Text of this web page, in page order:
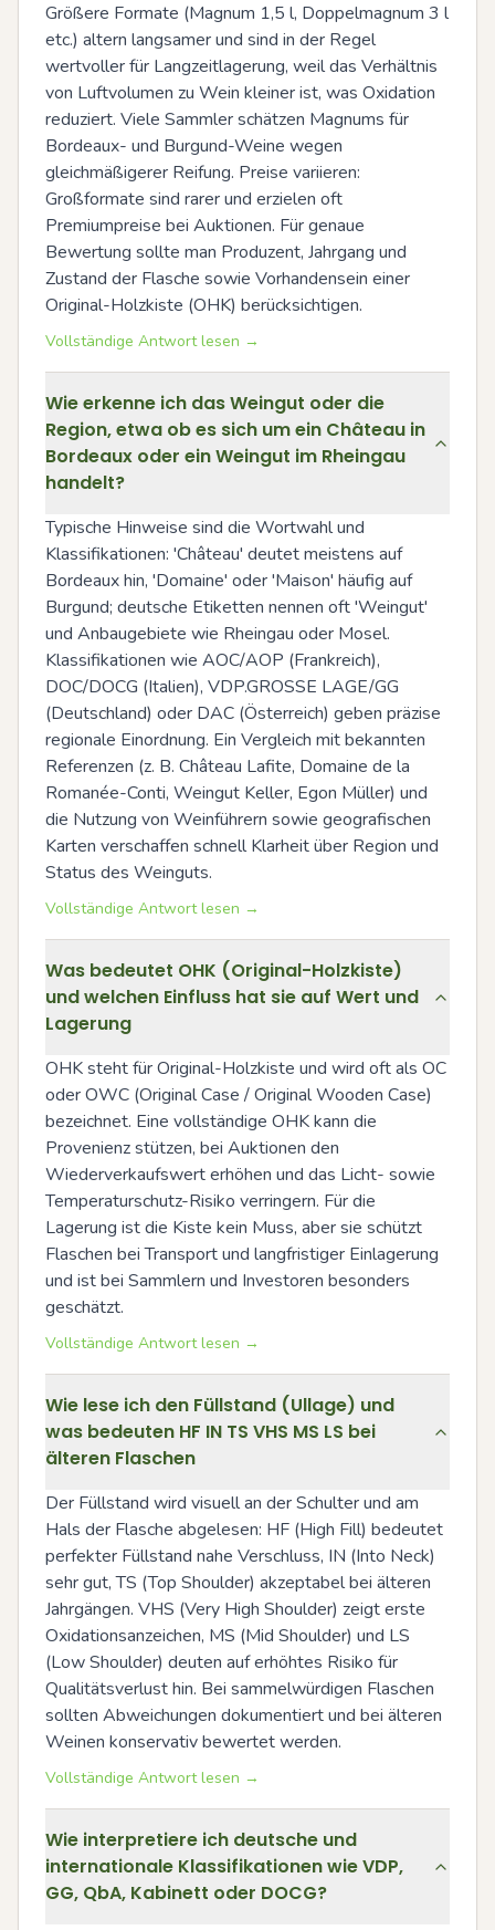
Größere Formate (Magnum 1,5 l, Doppelmagnum 3 l
etc.) altern langsamer und sind in der Regel
wertvoller für Langzeitlagerung, weil das Verhältnis
von Luftvolumen zu Wein kleiner ist, was Oxidation
reduziert. Viele Sammler schätzen Magnums für
Bordeaux- und Burgund-Weine wegen
gleichmäßigerer Reifung. Preise variieren:
Großformate sind rarer und erzielen oft
Premiumpreise bei Auktionen. Für genaue
Bewertung sollte man Produzent, Jahrgang und
Zustand der Flasche sowie Vorhandensein einer
Original-Holzkiste (OHK) berücksichtigen.
Vollständige Antwort lesen →
Wie erkenne ich das Weingut oder die
Region, etwa ob es sich um ein Château in
Bordeaux oder ein Weingut im Rheingau
handelt?
Typische Hinweise sind die Wortwahl und
Klassifikationen: 'Château' deutet meistens auf
Bordeaux hin, 'Domaine' oder 'Maison' häufig auf
Burgund; deutsche Etiketten nennen oft 'Weingut'
und Anbaugebiete wie Rheingau oder Mosel.
Klassifikationen wie AOC/AOP (Frankreich),
DOC/DOCG (Italien), VDP.GROSSE LAGE/GG
(Deutschland) oder DAC (Österreich) geben präzise
regionale Einordnung. Ein Vergleich mit bekannten
Referenzen (z. B. Château Lafite, Domaine de la
Romanée-Conti, Weingut Keller, Egon Müller) und
die Nutzung von Weinführern sowie geografischen
Karten verschaffen schnell Klarheit über Region und
Status des Weinguts.
Vollständige Antwort lesen →
Was bedeutet OHK (Original-Holzkiste)
und welchen Einfluss hat sie auf Wert und
Lagerung
OHK steht für Original-Holzkiste und wird oft als OC
oder OWC (Original Case / Original Wooden Case)
bezeichnet. Eine vollständige OHK kann die
Provenienz stützen, bei Auktionen den
Wiederverkaufswert erhöhen und das Licht- sowie
Temperaturschutz-Risiko verringern. Für die
Lagerung ist die Kiste kein Muss, aber sie schützt
Flaschen bei Transport und langfristiger Einlagerung
und ist bei Sammlern und Investoren besonders
geschätzt.
Vollständige Antwort lesen →
Wie lese ich den Füllstand (Ullage) und
was bedeuten HF IN TS VHS MS LS bei
älteren Flaschen
Der Füllstand wird visuell an der Schulter und am
Hals der Flasche abgelesen: HF (High Fill) bedeutet
perfekter Füllstand nahe Verschluss, IN (Into Neck)
sehr gut, TS (Top Shoulder) akzeptabel bei älteren
Jahrgängen. VHS (Very High Shoulder) zeigt erste
Oxidationsanzeichen, MS (Mid Shoulder) und LS
(Low Shoulder) deuten auf erhöhtes Risiko für
Qualitätsverlust hin. Bei sammelwürdigen Flaschen
sollten Abweichungen dokumentiert und bei älteren
Weinen konservativ bewertet werden.
Vollständige Antwort lesen →
Wie interpretiere ich deutsche und
internationale Klassifikationen wie VDP,
GG, QbA, Kabinett oder DOCG?